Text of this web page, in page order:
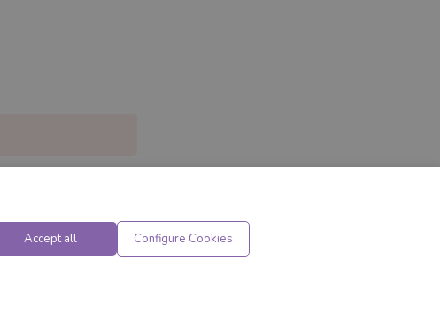
Accept all Configure Cookies